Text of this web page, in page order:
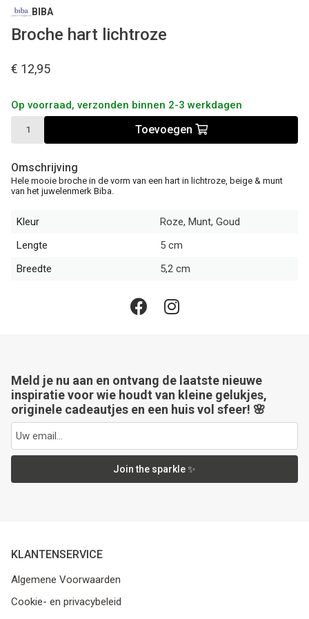
BIBA
Broche hart lichtroze
€ 12,95
Op voorraad, verzonden binnen 2-3 werkdagen
Toevoegen
Omschrijving
Hele mooie broche in de vorm van een hart in lichtroze, beige & munt
van het juwelenmerk Biba.
Kleur
Roze, Munt, Goud
Lengte
5 cm
Breedte
5,2 cm
Meld je nu aan en ontvang de laatste nieuwe
inspiratie voor wie houdt van kleine gelukjes,
originele cadeautjes en een huis vol sfeer! 🌸
Join the sparkle ✨
KLANTENSERVICE
Algemene Voorwaarden
Cookie- en privacybeleid